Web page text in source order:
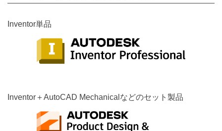
Inventor単品
Inventor＋AutoCAD Mechanicalなどのセット製品